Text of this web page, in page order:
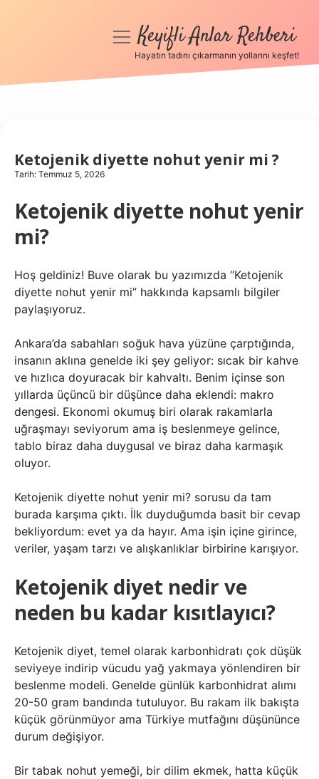
Anasayfa
Hakkımızda
menüyüKeyifli Anlar Rehberi
Hayatın tadını çıkarmanın yollarını keşfet!
Ketojenik diyette nohut yenir mi ?
Tarih: Temmuz 5, 2026
Ketojenik diyette nohut yenir
mi?
Hoş geldiniz! Buve olarak bu yazımızda “Ketojenik
diyette nohut yenir mi” hakkında kapsamlı bilgiler
paylaşıyoruz.
Ankara’da sabahları soğuk hava yüzüne çarptığında,
insanın aklına genelde iki şey geliyor: sıcak bir kahve
ve hızlıca doyuracak bir kahvaltı. Benim içinse son
yıllarda üçüncü bir düşünce daha eklendi: makro
dengesi. Ekonomi okumuş biri olarak rakamlarla
uğraşmayı seviyorum ama iş beslenmeye gelince,
tablo biraz daha duygusal ve biraz daha karmaşık
oluyor.
Ketojenik diyette nohut yenir mi? sorusu da tam
burada karşıma çıktı. İlk duyduğumda basit bir cevap
bekliyordum: evet ya da hayır. Ama işin içine girince,
veriler, yaşam tarzı ve alışkanlıklar birbirine karışıyor.
Ketojenik diyet nedir ve
neden bu kadar kısıtlayıcı?
Ketojenik diyet, temel olarak karbonhidratı çok düşük
seviyeye indirip vücudu yağ yakmaya yönlendiren bir
beslenme modeli. Genelde günlük karbonhidrat alımı
20-50 gram bandında tutuluyor. Bu rakam ilk bakışta
küçük görünmüyor ama Türkiye mutfağını düşününce
durum değişiyor.
Bir tabak nohut yemeği, bir dilim ekmek, hatta küçük